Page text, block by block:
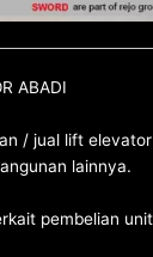
ABADI
/ jual lift
lainnya.
pembelian